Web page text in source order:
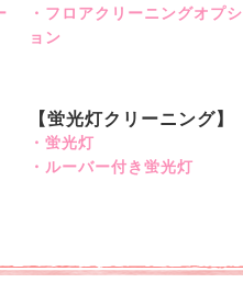
・フロアクリーニングオプシ
ョン
【蛍光灯クリーニング】
・蛍光灯
・ルーバー付き蛍光灯